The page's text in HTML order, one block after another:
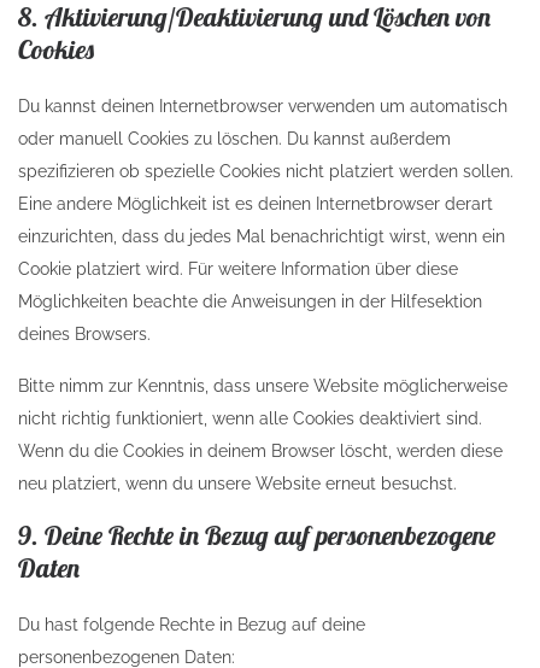
8. Aktivierung/Deaktivierung und Löschen von
Cookies
Du kannst deinen Internetbrowser verwenden um automatisch
oder manuell Cookies zu löschen. Du kannst außerdem
spezifizieren ob spezielle Cookies nicht platziert werden sollen.
Eine andere Möglichkeit ist es deinen Internetbrowser derart
einzurichten, dass du jedes Mal benachrichtigt wirst, wenn ein
Cookie platziert wird. Für weitere Information über diese
Möglichkeiten beachte die Anweisungen in der Hilfesektion
deines Browsers.
Bitte nimm zur Kenntnis, dass unsere Website möglicherweise
nicht richtig funktioniert, wenn alle Cookies deaktiviert sind.
Wenn du die Cookies in deinem Browser löscht, werden diese
neu platziert, wenn du unsere Website erneut besuchst.
9. Deine Rechte in Bezug auf personenbezogene
Daten
Du hast folgende Rechte in Bezug auf deine
personenbezogenen Daten: